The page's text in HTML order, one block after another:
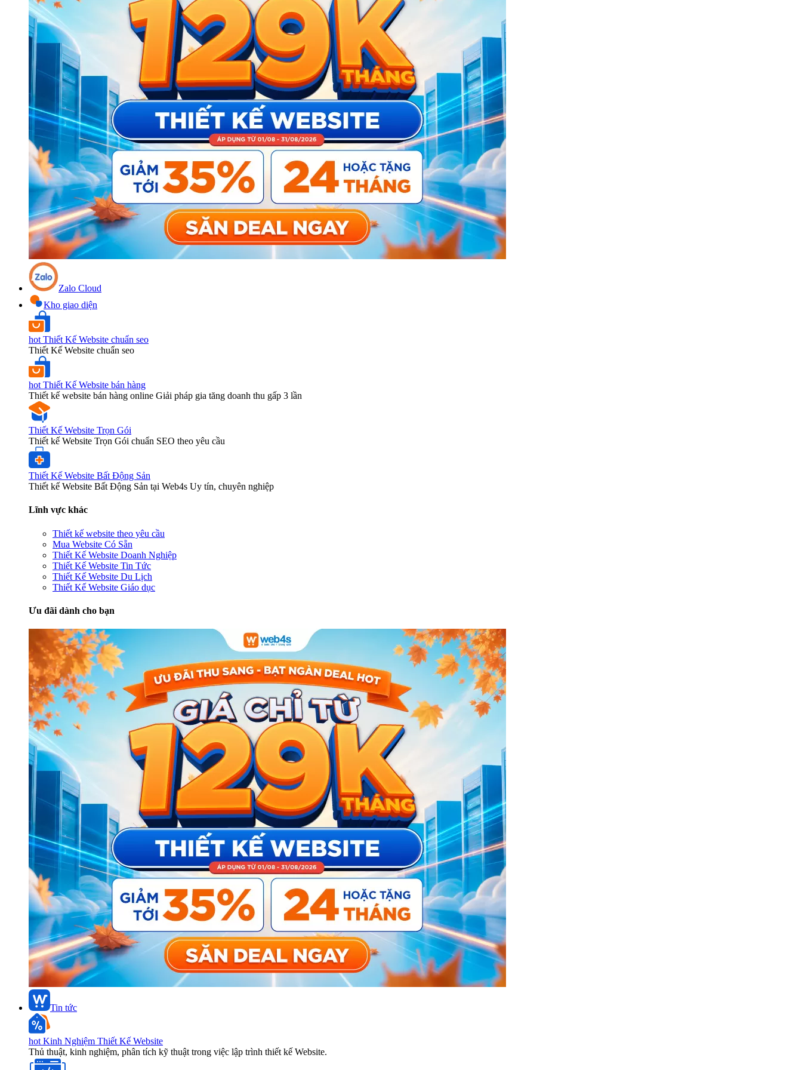
Zalo Cloud
Kho giao diện
hot Thiết Kế Website chuẩn seo
Thiết Kế Website chuẩn seo
hot Thiết Kế Website bán hàng
Thiết kế website bán hàng online Giải pháp gia tăng doanh thu gấp 3 lần
Thiết Kế Website Trọn Gói
Thiết kế Website Trọn Gói chuẩn SEO theo yêu cầu
Thiết Kế Website Bất Động Sản
Thiết kế Website Bất Động Sản tại Web4s Uy tín, chuyên nghiệp
Lĩnh vực khác
Thiết kế website theo yêu cầu
Mua Website Có Sẵn
Thiết Kế Website Doanh Nghiệp
Thiết Kế Website Tin Tức
Thiết Kế Website Du Lịch
Thiết Kế Website Giáo dục
Ưu đãi dành cho bạn
Tin tức
hot Kinh Nghiệm Thiết Kế Website
Thủ thuật, kinh nghiệm, phân tích kỹ thuật trong việc lập trình thiết kế Website.